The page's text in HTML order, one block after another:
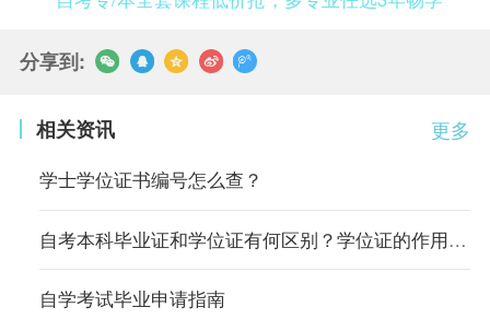
分享到:
更多
相关资讯
学士学位证书编号怎么查？
自考本科毕业证和学位证有何区别？学位证的作用有哪些？
自学考试毕业申请指南